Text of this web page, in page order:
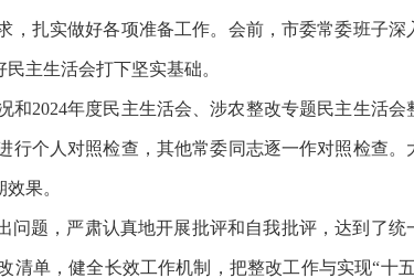
扎实做好各项准备工作。会前，市委常委班子深
主生活会打下坚实基础。
2024年度民主生活会、涉农整改专题民主生活会
个人对照检查，其他常委同志逐一作对照检查。
果。
，严肃认真地开展批评和自我批评，达到了统
单，健全长效工作机制，把整改工作与实现“十